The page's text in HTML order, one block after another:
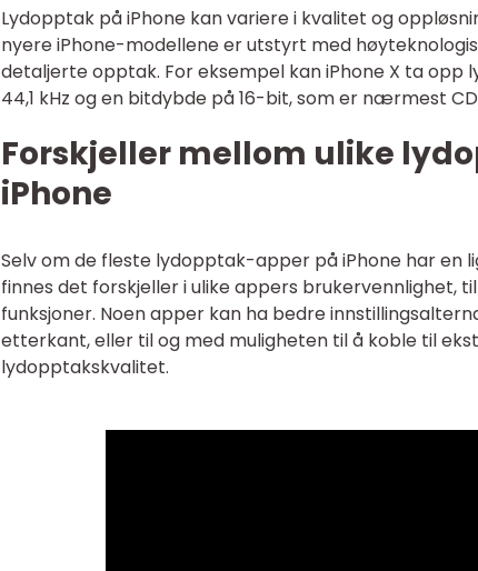
Lydopptak på iPhone kan variere i kvalitet og
nyere iPhone-modellene er utstyrt med
detaljerte opptak. For eksempel kan iPhone X ta opp
44,1 kHz og en bitdybde på 16-bit, som er nærmest
Forskjeller mellom ulike
iPhone
Selv om de fleste lydopptak-apper på iPhone har en
finnes det forskjeller i ulike appers brukervennlighet,
funksjoner. Noen apper kan ha bedre
etterkant, eller til og med muligheten til å koble til
lydopptakskvalitet.